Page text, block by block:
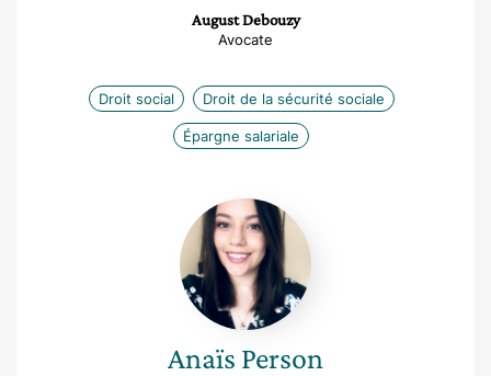
August Debouzy
Avocate
Droit social Droit de la sécurité sociale
Épargne salariale
Anaïs
Person
Anaïs Person